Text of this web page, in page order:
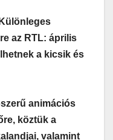
Különleges
az RTL: április
a kicsik és
animációs
köztük a
valamint